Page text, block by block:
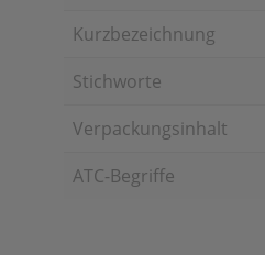
Kurzbezeichnung
Stichworte
Verpackungsinhalt
ATC-Begriffe